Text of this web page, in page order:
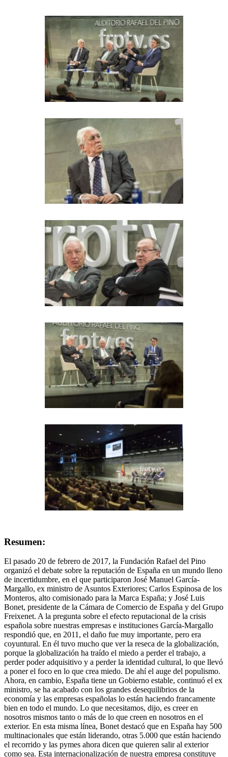
Resumen:
El pasado 20 de febrero de 2017, la Fundación Rafael del Pino
organizó el debate sobre la reputación de España en un mundo lleno
de incertidumbre, en el que participaron José Manuel García-
Margallo, ex ministro de Asuntos Exteriores; Carlos Espinosa de los
Monteros, alto comisionado para la Marca España; y José Luis
Bonet, presidente de la Cámara de Comercio de España y del Grupo
Freixenet. A la pregunta sobre el efecto reputacional de la crisis
española sobre nuestras empresas e instituciones García-Margallo
respondió que, en 2011, el daño fue muy importante, pero era
coyuntural. En él tuvo mucho que ver la reseca de la globalización,
porque la globalización ha traído el miedo a perder el trabajo, a
perder poder adquisitivo y a perder la identidad cultural, lo que llevó
a poner el foco en lo que crea miedo. De ahí el auge del populismo.
Ahora, en cambio, España tiene un Gobierno estable, continuó el ex
ministro, se ha acabado con los grandes desequilibrios de la
economía y las empresas españolas lo están haciendo francamente
bien en todo el mundo. Lo que necesitamos, dijo, es creer en
nosotros mismos tanto o más de lo que creen en nosotros en el
exterior. En esta misma línea, Bonet destacó que en España hay 500
multinacionales que están liderando, otras 5.000 que están haciendo
el recorrido y las pymes ahora dicen que quieren salir al exterior
como sea. Esta internacionalización de nuestra empresa constituye